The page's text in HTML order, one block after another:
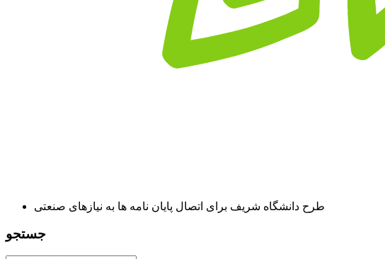
طرح دانشگاه شریف برای اتصال پایان نامه ها به نیازهای صنعتی
جستجو